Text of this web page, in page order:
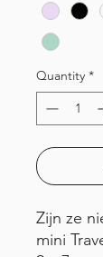
Quantity *
Zijn ze
mini